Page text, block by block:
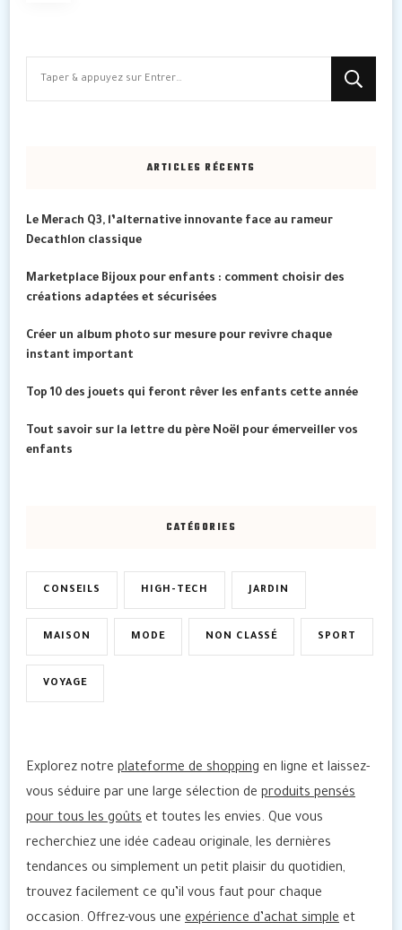
ARTICLES RÉCENTS
Le Merach Q3, l’alternative innovante face au rameur
Decathlon classique
Marketplace Bijoux pour enfants : comment choisir des
créations adaptées et sécurisées
Créer un album photo sur mesure pour revivre chaque
instant important
Top 10 des jouets qui feront rêver les enfants cette année
Tout savoir sur la lettre du père Noël pour émerveiller vos
enfants
CATÉGORIES
CONSEILS HIGH-TECH JARDIN
MAISON MODE NON CLASSÉ SPORT
VOYAGE
Explorez notre plateforme de shopping en ligne et laissez-
vous séduire par une large sélection de produits pensés
pour tous les goûts et toutes les envies. Que vous
recherchiez une idée cadeau originale, les dernières
tendances ou simplement un petit plaisir du quotidien,
trouvez facilement ce qu’il vous faut pour chaque
occasion. Offrez-vous une expérience d’achat simple et